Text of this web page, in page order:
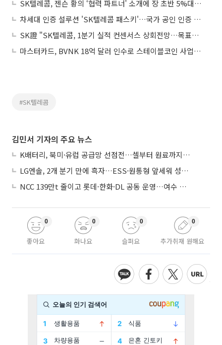
SK텔레콤, 젠슨 황의 ‘협력 파트너' 소개에 장 초반 5%대 급등
차세대 인증 설루션 'SK텔레콤 패스키'…국가 공인 인증 1등급 획득
SK證 "SK텔레콤, 1분기 실적 컨센서스 상회전망…목표가↑"
마스터카드, BVNK 18억 달러 인수로 스테이블코인 사업 본격 확장
#SK텔레콤
김민서 기자의 주요 뉴스
K배터리, 북미·유럽 공급망 선점전…셀부터 원료까지 현지화
LG엔솔, 2개 분기 만에 흑자…ESS·원통형 앞세워 성장 가속
NCC 139만t 줄이고 롯데·한화·DL 공동 운영…여수 1호 본궤도
좋아요
0
화나요
0
슬퍼요
0
추가취재 원해요
0